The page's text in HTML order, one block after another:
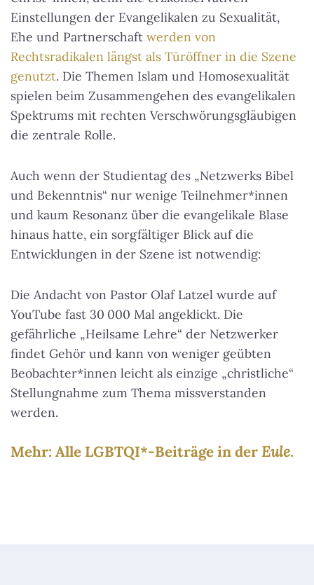
Einstellungen der Evangelikalen zu Sexualität,
Ehe und Partnerschaft werden von
Rechtsradikalen längst als Türöffner in die Szene
genutzt. Die Themen Islam und Homosexualität
spielen beim Zusammengehen des evangelikalen
Spektrums mit rechten Verschwörungsgläubigen
die zentrale Rolle.
Auch wenn der Studientag des „Netzwerks Bibel
und Bekenntnis“ nur wenige Teilnehmer*innen
und kaum Resonanz über die evangelikale Blase
hinaus hatte, ein sorgfältiger Blick auf die
Entwicklungen in der Szene ist notwendig:
Die Andacht von Pastor Olaf Latzel wurde auf
YouTube fast 30 000 Mal angeklickt. Die
gefährliche „Heilsame Lehre“ der Netzwerker
findet Gehör und kann von weniger geübten
Beobachter*innen leicht als einzige „christliche“
Stellungnahme zum Thema missverstanden
werden.
Mehr: Alle LGBTQI*-Beiträge in derEule.